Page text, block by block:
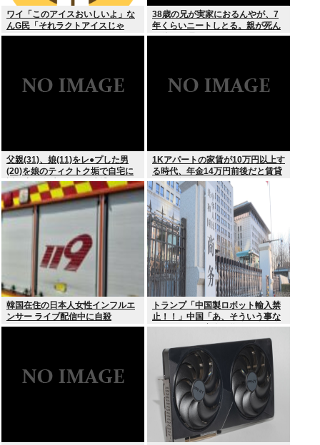
ワイ「このアイスおいしいよ」な
んG民「それラクトアイスじゃ
ん」
38歳の兄が実家におるんやが、7
年くらいニートしとる。親が死ん
だ後の処理どうしよう
父親(31)、娘(11)をレ●プした男
(20)を娘のティクトク垢で自宅に
誘い出し自助 2人とも逮捕
1Kアパートの家賃が10万円以上す
る時代、年金14万円前後だと賃貸
の人は無理じゃね？
韓国在住の日本人女性インフルエ
ンサー ライブ配信中に自殺
トランプ「中国製ロボット輸入禁
止！！」中国「あ、そういう事な
らアメリカの安全の為にドローン
の輸出も止めるね？」